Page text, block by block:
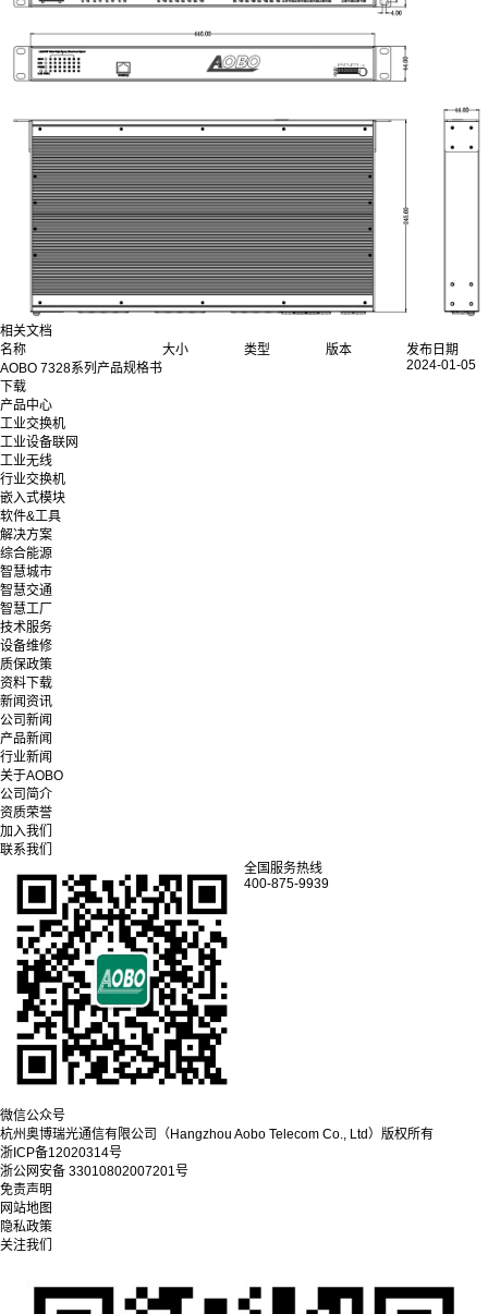
相关文档
名称
大小 类型 版本
发布日期
AOBO 7328系列产品规格书
下载
2024-01-05
产品中心
工业交换机
工业设备联网
工业无线
行业交换机
嵌入式模块
软件&工具
解决方案
综合能源
智慧城市
智慧交通
智慧工厂
技术服务
设备维修
质保政策
资料下载
新闻资讯
公司新闻
产品新闻
行业新闻
关于AOBO
公司简介
资质荣誉
加入我们
联系我们
微信公众号
全国服务热线
400-875-9939
杭州奥博瑞光通信有限公司（Hangzhou Aobo Telecom Co., Ltd） 版权所有
浙ICP备12020314号
浙公网安备 33010802007201号
免责声明
网站地图
隐私政策
关注我们